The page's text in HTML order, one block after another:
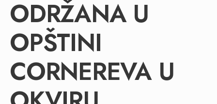
ODRŽANA U
OPŠTINI
CORNEREVA U